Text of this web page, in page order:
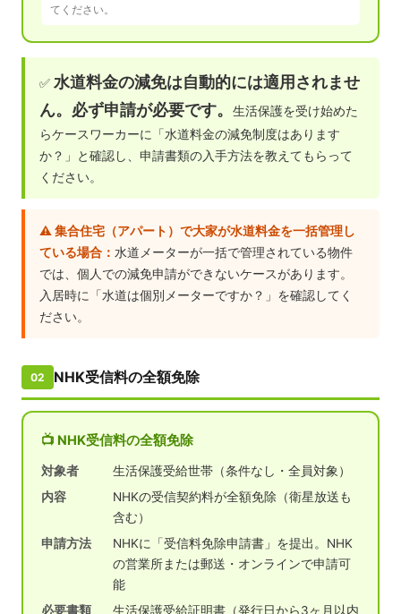
てください。
✅ 水道料金の減免は自動的には適用されませ
ん。必ず申請が必要です。生活保護を受け始めた
らケースワーカーに「水道料金の減免制度はあります
か？」と確認し、申請書類の入手方法を教えてもらって
ください。
⚠️ 集合住宅（アパート）で大家が水道料金を一括管理し
ている場合：水道メーターが一括で管理されている物件
では、個人での減免申請ができないケースがあります。
入居時に「水道は個別メーターですか？」を確認してく
ださい。
02 NHK受信料の全額免除
📺 NHK受信料の全額免除
対象者
生活保護受給世帯（条件なし・全員対象）
内容
NHKの受信契約料が全額免除（衛星放送も
含む）
申請方法
NHKに「受信料免除申請書」を提出。NHK
の営業所または郵送・オンラインで申請可
能
必要書類
生活保護受給証明書（発行日から3ヶ月以内